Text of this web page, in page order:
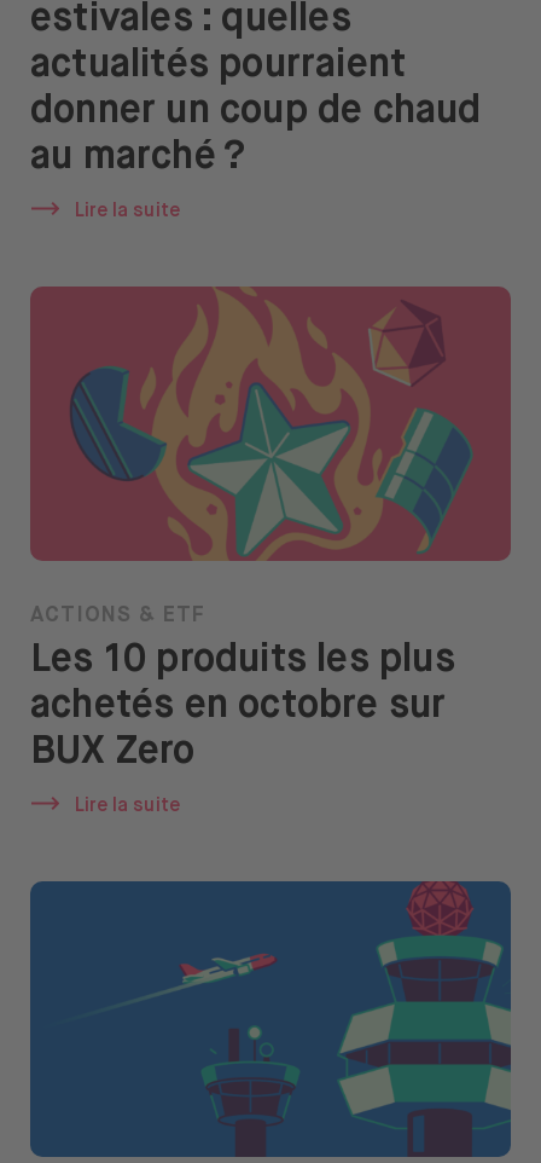
À propos de nous
Emplois
Presse
Ouvrir le menu de changement de langue
estivales : quelles
actualités pourraient
donner un coup de chaud
au marché ?
Lire la suite
ACTIONS & ETF
Les 10 produits les plus
achetés en octobre sur
BUX Zero
Lire la suite